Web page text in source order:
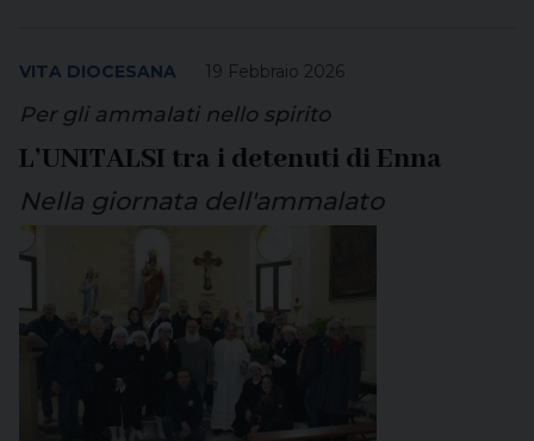
19 Febbraio 2026
VITA DIOCESANA
Per gli ammalati nello spirito
L’UNITALSI tra i detenuti di Enna
Nella giornata dell'ammalato